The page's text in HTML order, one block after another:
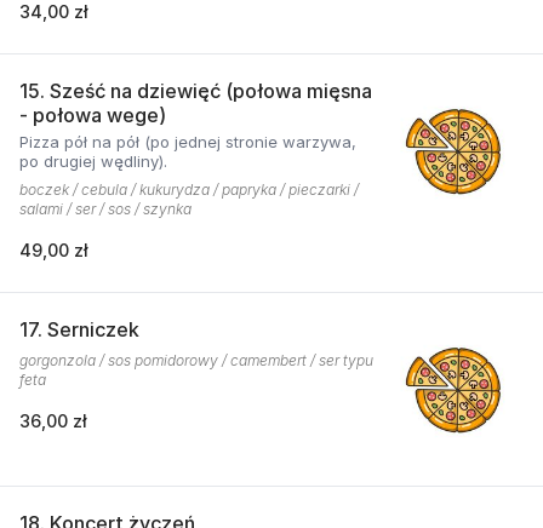
34,00 zł
15. Sześć na dziewięć (połowa mięsna
- połowa wege)
Pizza pół na pół (po jednej stronie warzywa,
po drugiej wędliny).
boczek / cebula / kukurydza / papryka / pieczarki /
salami / ser / sos / szynka
49,00 zł
17. Serniczek
gorgonzola / sos pomidorowy / camembert / ser typu
feta
36,00 zł
18. Koncert życzeń